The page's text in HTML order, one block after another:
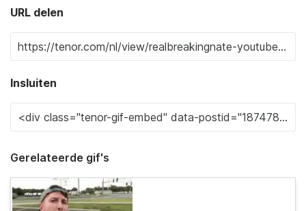
URL delen
Insluiten
Gerelateerde gif's